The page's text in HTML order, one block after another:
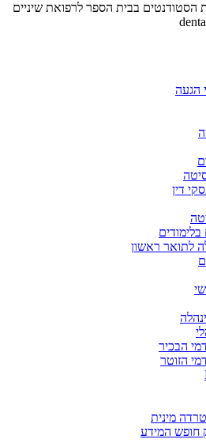
הסטודנטים בבית הספר לרפואת שיניים
הגעה
דין
בלימודים
לתואר ראשון
הבכיר
הזוטר
מינית
חופש המידע